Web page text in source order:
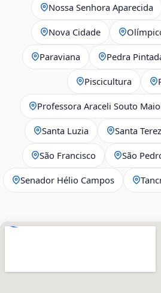
Nossa Senhora Aparecida
Nova Cidade
Paraviana Pedra
Piscicultura
Professora Araceli Souto
Santa Luzia Santa
São Francisco São
Senador Hélio Campos